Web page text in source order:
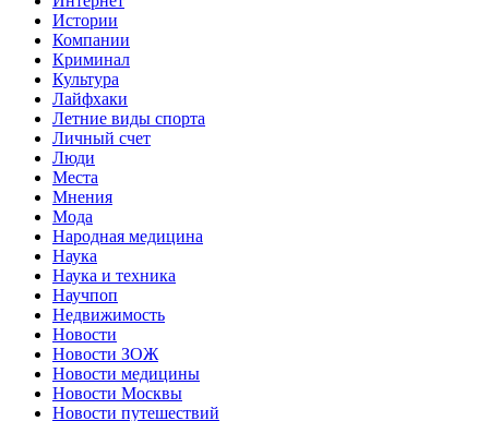
Истории
Компании
Криминал
Культура
Лайфхаки
Летние виды спорта
Личный счет
Люди
Места
Мнения
Мода
Народная медицина
Наука
Наука и техника
Научпоп
Недвижимость
Новости
Новости ЗОЖ
Новости медицины
Новости Москвы
Новости путешествий